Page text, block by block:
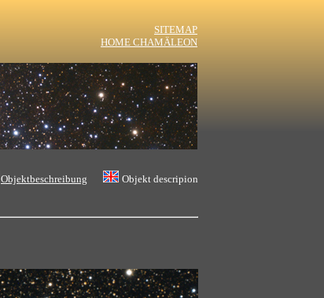
SITEMAP
HOME CHAMÄLEON
Objektbeschreibung Objekt descripion